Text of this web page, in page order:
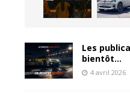
Les
bientôt…
4 avril 2026